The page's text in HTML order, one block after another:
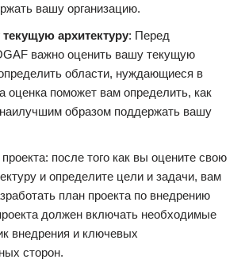
вашу организацию.
архитектуру: Перед
важно оценить вашу текущую
области, нуждающиеся в
оценка поможет вам определить, как
образом поддержать вашу
после того как вы оцените свою
и определите цели и задачи, вам
план проекта по внедрению
должен включать необходимые
внедрения и ключевых
сторон.